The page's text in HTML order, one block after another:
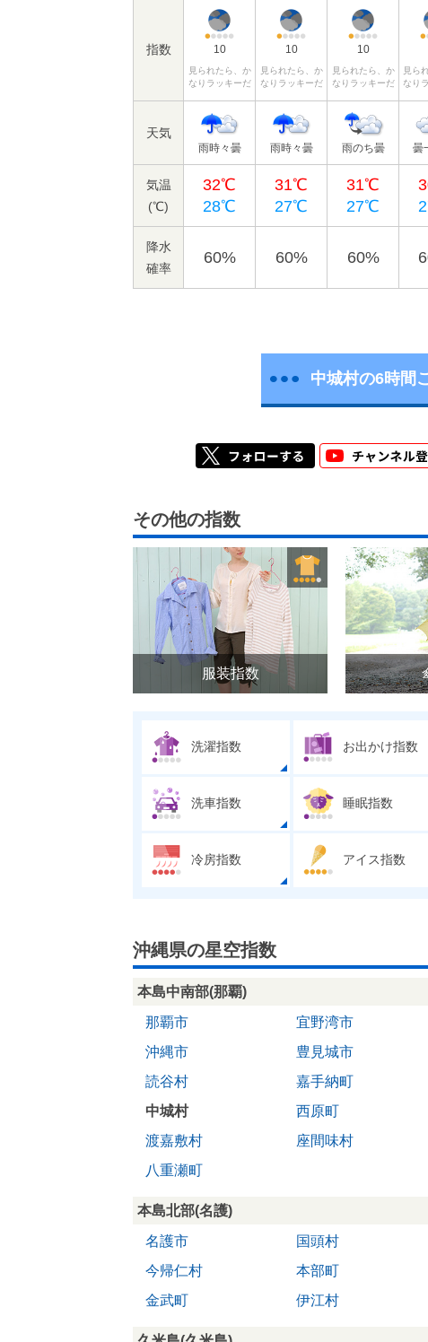
指数 10
見られたら、か
なりラッキーだ
10
見られたら、か
なりラッキーだ
10
見られたら、か
なりラッキーだ
見ら
なり
天気
雨時々曇 雨時々曇 雨のち曇 曇
気温
(℃)
32℃
28℃
31℃
27℃
31℃
27℃
降水
確率
60% 60% 60%
中城村の6時間
その他の指数
服装指数
洗濯指数 お出かけ指数
洗車指数 睡眠指数
冷房指数 アイス指数
沖縄県の星空指数
本島中南部(那覇)
那覇市
宜野湾市
沖縄市
豊見城市
読谷村
嘉手納町
中城村
西原町
渡嘉敷村
座間味村
八重瀬町
本島北部(名護)
名護市
国頭村
今帰仁村
本部町
金武町
伊江村